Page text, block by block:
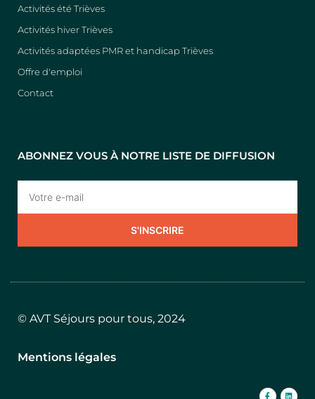
Activités été Trièves
Activités hiver Trièves
Activités adaptées PMR et handicap Trièves
Offre d'emploi
Contact
ABONNEZ VOUS À NOTRE LISTE DE DIFFUSION
S'INSCRIRE
© AVT Séjours pour tous, 2024
Mentions légales